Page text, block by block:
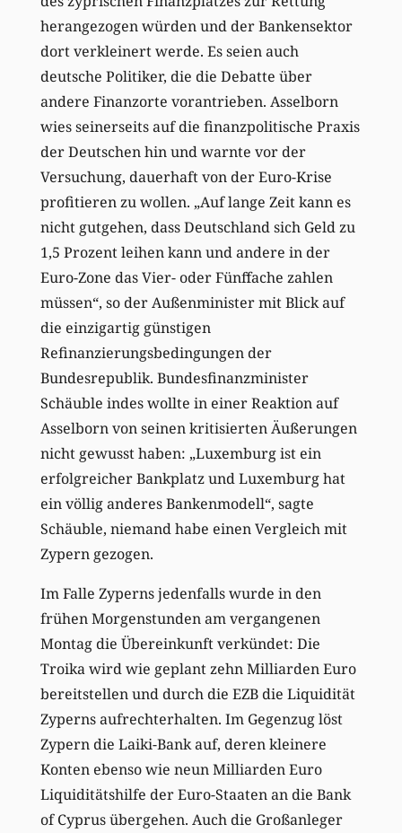
herangezogen würden und der Bankensektor
dort verkleinert werde. Es seien auch
deutsche Politiker, die die Debatte über
andere Finanzorte vorantrieben. Asselborn
wies seinerseits auf die finanzpolitische Praxis
der Deutschen hin und warnte vor der
Versuchung, dauerhaft von der Euro-Krise
profitieren zu wollen. „Auf lange Zeit kann es
nicht gutgehen, dass Deutschland sich Geld zu
1,5 Prozent leihen kann und andere in der
Euro-Zone das Vier- oder Fünffache zahlen
müssen“, so der Außenminister mit Blick auf
die einzigartig günstigen
Refinanzierungsbedingungen der
Bundesrepublik. Bundesfinanzminister
Schäuble indes wollte in einer Reaktion auf
Asselborn von seinen kritisierten Äußerungen
nicht gewusst haben: „Luxemburg ist ein
erfolgreicher Bankplatz und Luxemburg hat
ein völlig anderes Bankenmodell“, sagte
Schäuble, niemand habe einen Vergleich mit
Zypern gezogen.
Im Falle Zyperns jedenfalls wurde in den
frühen Morgenstunden am vergangenen
Montag die Übereinkunft verkündet: Die
Troika wird wie geplant zehn Milliarden Euro
bereitstellen und durch die EZB die Liquidität
Zyperns aufrechterhalten. Im Gegenzug löst
Zypern die Laiki-Bank auf, deren kleinere
Konten ebenso wie neun Milliarden Euro
Liquiditätshilfe der Euro-Staaten an die Bank
of Cyprus übergehen. Auch die Großanleger